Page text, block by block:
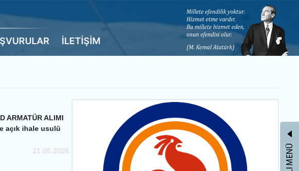
İLETİŞİM
ARMATÜR ALIMI
açık ihale usulü
21.05.2026